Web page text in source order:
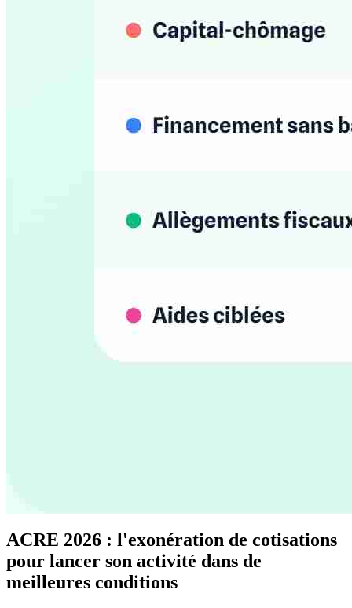
ACRE 2026 : l'exonération de cotisations
pour lancer son activité dans de
meilleures conditions